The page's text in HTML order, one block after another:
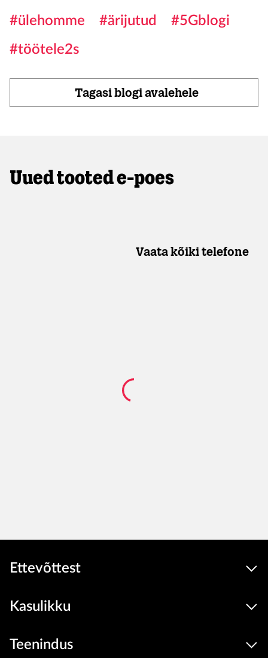
#ülehomme
#ärijutud
#5Gblogi
#töötele2s
Tagasi blogi avalehele
Uued tooted e-poes
Vaata kõiki telefone
Ettevõttest
Kasulikku
Teenindus